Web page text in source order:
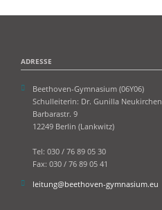
ADRESSE
Beethoven-Gymnasium (06Y06)
Schulleiterin: Dr. Gunilla Neukirchen
Barbarastr. 9
12249 Berlin (Lankwitz)
Tel: 030 / 76 89 05 30
Fax: 030 / 76 89 05 41
leitung@beethoven-gymnasium.eu